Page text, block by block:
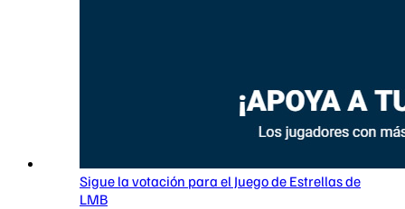
Sigue la votación para el Juego de Estrellas de
LMB